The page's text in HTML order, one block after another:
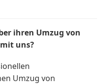
ihren Umzug von
uns?
Umzug von